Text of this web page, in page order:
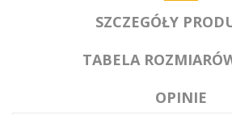
SZCZEGÓŁY
TABELA
OPINIE